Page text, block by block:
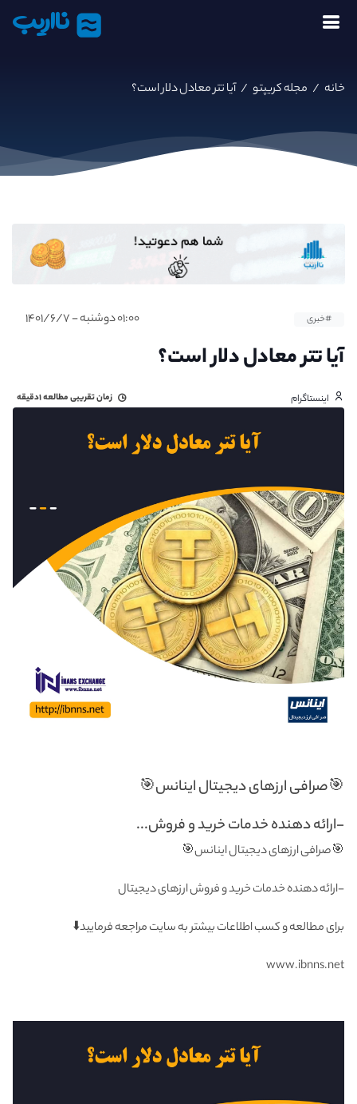
نااریب
خانه / مجله کریپتو /آیا تتر معادل دلار است؟
#خبری ۰۱:۰۰ دوشنبه - ۱۴۰۱/۶/۷
آیا تتر معادل دلار است؟
اینستاگرام زمان تقریبی مطالعه۱دقیقه
🎯صرافی ارزهای دیجیتال اینانس🎯
-ارائه دهنده خدمات خرید و فروش...
🎯صرافی ارزهای دیجیتال اینانس🎯
-ارائه دهنده خدمات خرید و فروش ارزهای دیجیتال
برای مطالعه و کسب اطلاعات بیشتر به سایت مراجعه فرمایید⬇️
www.ibnns.net